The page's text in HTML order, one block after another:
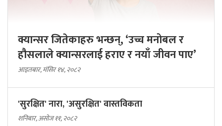
क्यान्सर जितेकाहरु भन्छन्, ‘उच्च मनोबल र
हौसलाले क्यान्सरलाई हराए र नयाँ जीवन पाए’
आइतबार, मंसिर १४, २०८२
'सुरक्षित' नारा, 'असुरक्षित' वास्तविकता
शनिबार, असोज ११, २०८२